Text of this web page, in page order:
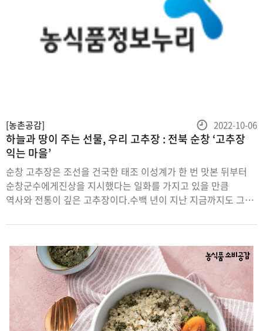
하늘과 땅이 주는 선물, 우리 고추장 : 전북 순창 ‘고추장
익는 마을’
순창 고추장은 조선을 건국한 태조 이성계가 한 번 맛본 뒤부터
순창군수에게진상을 지시했다는 일화를 가지고 있을 만큼
역사와 전통이 깊은 고추장이다.수백 년이 지난 지금까지도 그
마을’에서 만날 수 있다.글 박준영 사진 박나연조상의 지혜와
[농촌공감]
등
록
2022-10-06